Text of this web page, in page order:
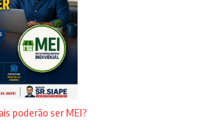
poderão ser MEI?